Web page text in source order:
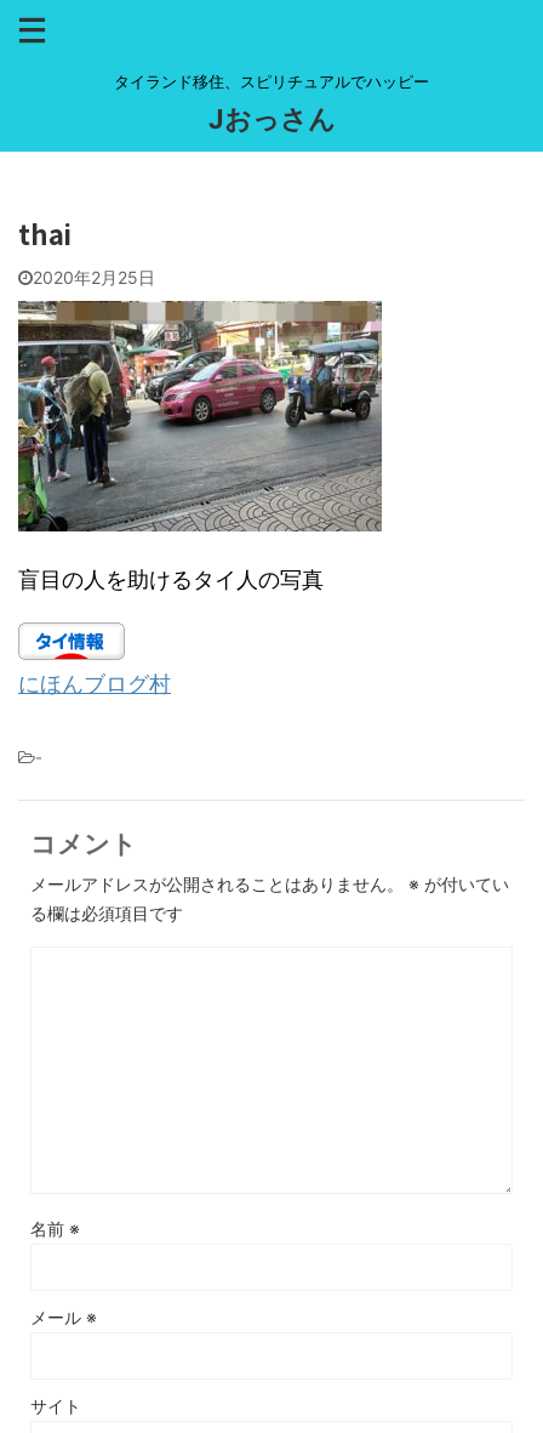
タイランド移住、スピリチュアルでハッピー
Jおっさん
thai
2020年2月25日
盲目の人を助けるタイ人の写真
にほんブログ村
-
コメント
メールアドレスが公開されることはありません。 ※ が付いてい
る欄は必須項目です
名前 ※
メール ※
サイト